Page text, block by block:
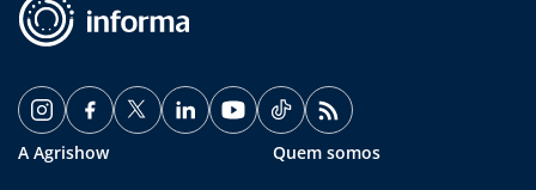
A Agrishow Quem somos